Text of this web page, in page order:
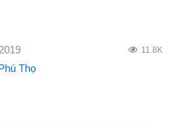
11.8K
Thọ